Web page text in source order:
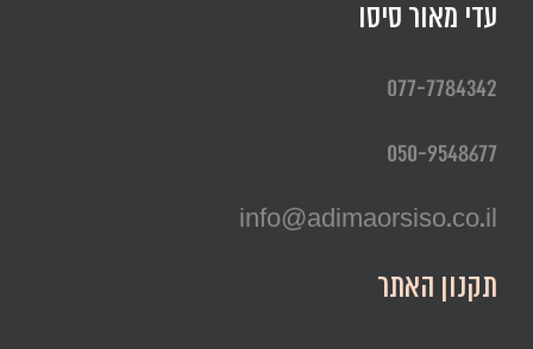
עדי מאור סיסו
077-7784342
050-9548677
info@adimaorsiso.co.il
תקנון האתר